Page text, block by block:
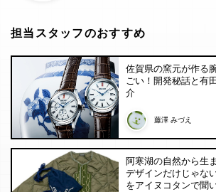
担当スタッフのおすすめ
佐賀県の窯元が作る
ごい！開発秘話と有
介
藤澤 みづえ
阿寒湖の自然から生
デザインだけじゃな
をアイヌコタンで聞